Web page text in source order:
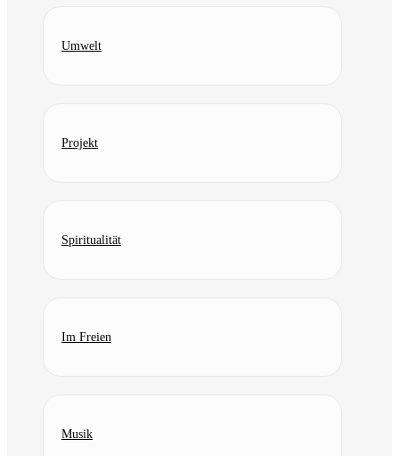
Umwelt
Projekt
Spiritualität
Im Freien
Musik